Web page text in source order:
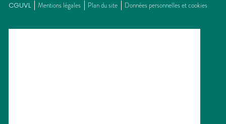
CGUVL Mentions légales Plan du site Données personnelles et cookies